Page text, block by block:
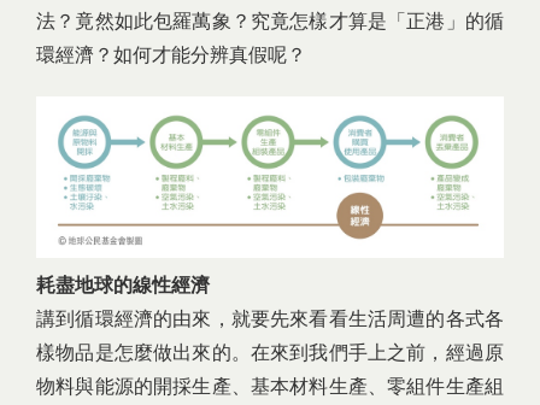
法？竟然如此包羅萬象？究竟怎樣才算是「正港」的循
環經濟？如何才能分辨真假呢？
耗盡地球的線性經濟
講到循環經濟的由來，就要先來看看生活周遭的各式各
樣物品是怎麼做出來的。在來到我們手上之前，經過原
物料與能源的開採生產、基本材料生產、零組件生產組